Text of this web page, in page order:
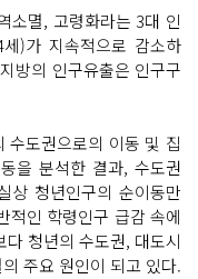
소멸, 고령화라는 3대 인
)가 지속적으로 감소하
방의 인구유출은 인구구
수도권으로의 이동 및 집
을 분석한 결과, 수도권
상 청년인구의 순이동만
적인 학령인구 급감 속에
청년의 수도권, 대도시
주요 원인이 되고 있다.